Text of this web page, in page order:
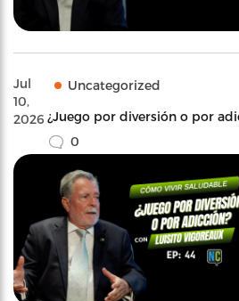
Jul
10,
2026
Uncategorized
¿Juego por diversión o por
0